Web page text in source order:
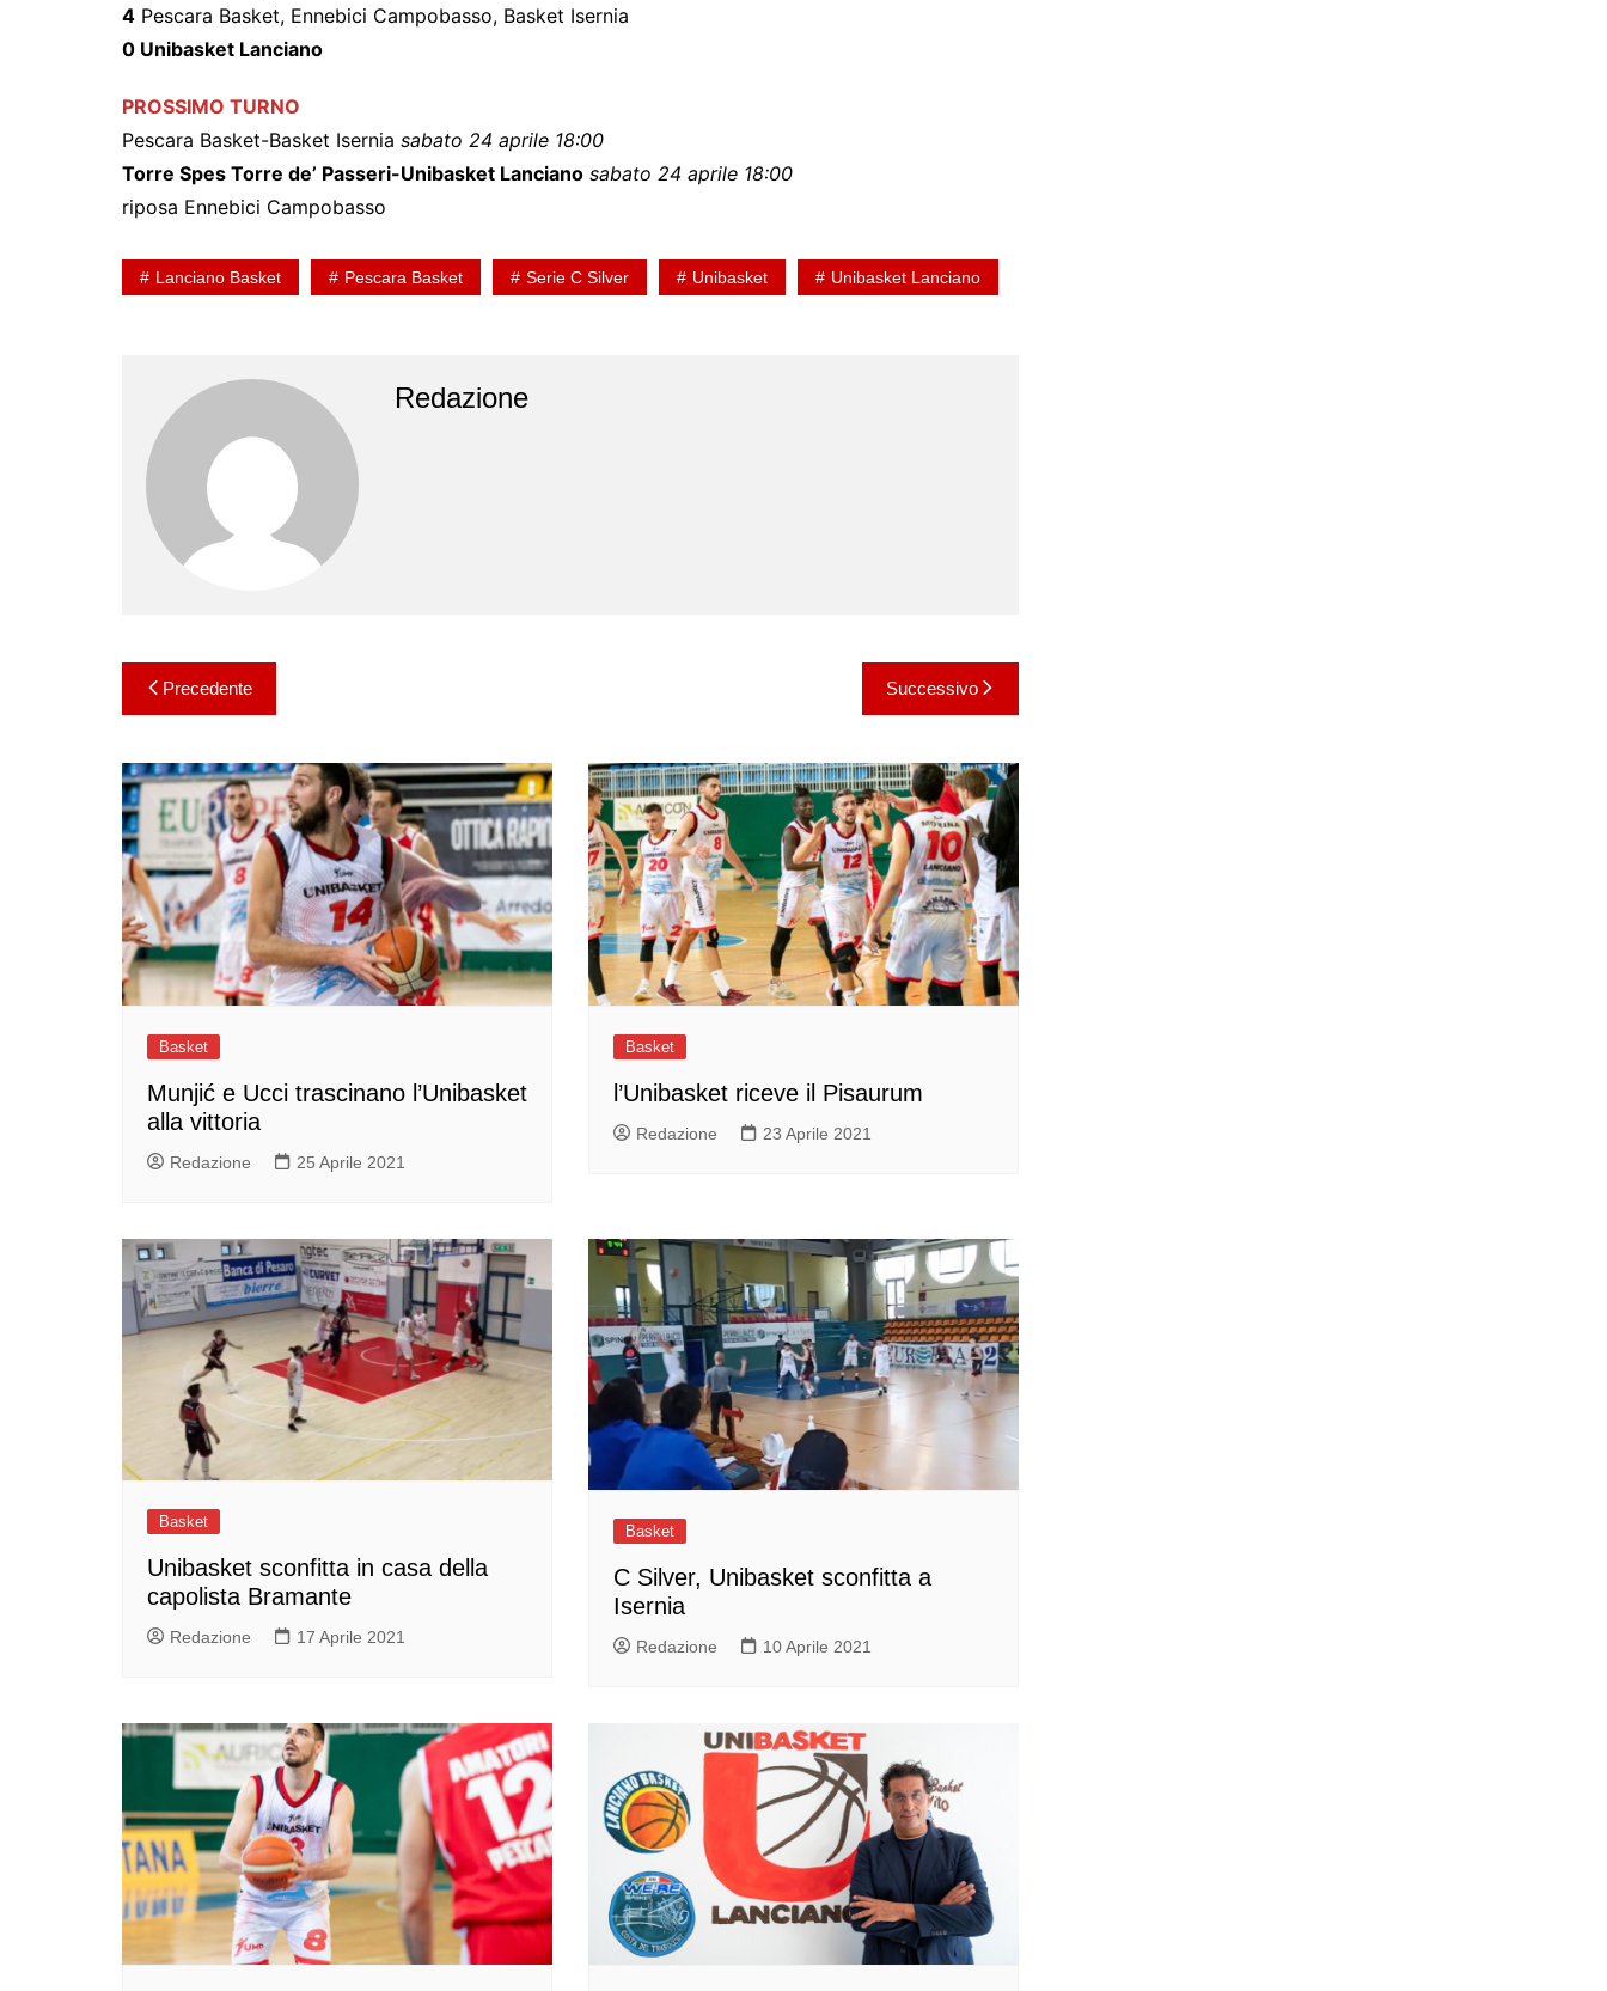
4 Pescara Basket, Ennebici Campobasso, Basket Isernia
0 Unibasket Lanciano
PROSSIMO TURNO
Pescara Basket-Basket Isernia sabato 24 aprile 18:00
Torre Spes Torre de’ Passeri-Unibasket Lanciano sabato 24 aprile 18:00
riposa Ennebici Campobasso
Lanciano Basket Pescara Basket Serie C Silver Unibasket Unibasket Lanciano
Redazione
Navigazione
articoli
Precedente Successivo
Basket
Munjić e Ucci trascinano l’Unibasket
alla vittoria
Redazione 25 Aprile 2021
Basket
l’Unibasket riceve il Pisaurum
Redazione 23 Aprile 2021
Basket
Unibasket sconfitta in casa della
capolista Bramante
Redazione 17 Aprile 2021
Basket
C Silver, Unibasket sconfitta a
Isernia
Redazione 10 Aprile 2021